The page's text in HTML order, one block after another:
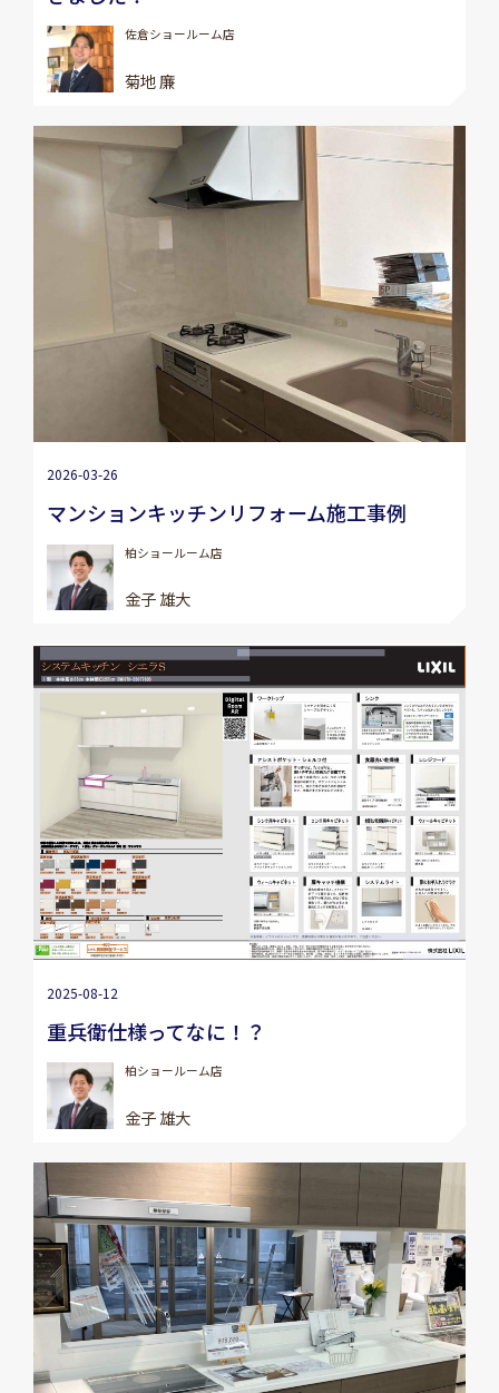
佐倉ショールーム店
菊地 廉
2026-03-26
マンションキッチンリフォーム施工事例
柏ショールーム店
金子 雄大
2025-08-12
重兵衛仕様ってなに！？
柏ショールーム店
金子 雄大